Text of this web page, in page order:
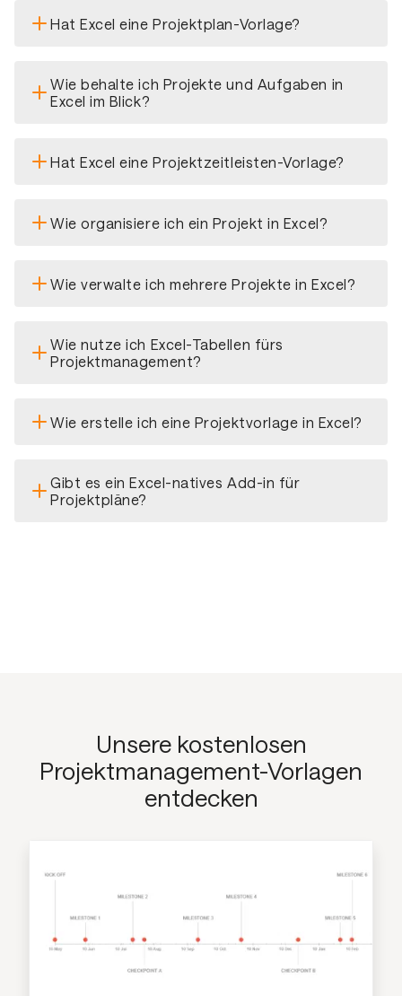
Hat Excel eine Projektplan-Vorlage?
Wie behalte ich Projekte und Aufgaben in
Excel im Blick?
Hat Excel eine Projektzeitleisten-Vorlage?
Wie organisiere ich ein Projekt in Excel?
Wie verwalte ich mehrere Projekte in Excel?
Wie nutze ich Excel-Tabellen fürs
Projektmanagement?
Wie erstelle ich eine Projektvorlage in Excel?
Gibt es ein Excel-natives Add-in für
Projektpläne?
Unsere kostenlosen
Projektmanagement-Vorlagen
entdecken